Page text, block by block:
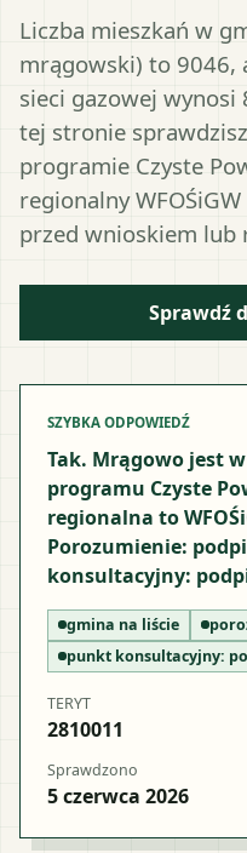
Liczba mieszkań w
mrągowski) to 9046,
sieci gazowej wynosi
tej stronie
programie Czyste
regionalny
przed wnioskiem lub
Sprawdź
SZYBKA ODPOWIEDŹ
Tak. Mrągowo jest
programu Czyste
regionalna to
Porozumienie:
konsultacyjny:
gmina na liście
punkt konsultacyjny:
TERYT
2810011
Sprawdzono
5 czerwca 2026